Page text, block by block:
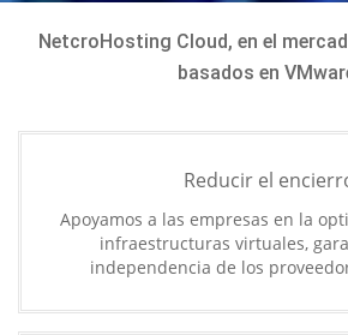
NetcroHosting Cloud, en el
basados ​​en
Reducir el
Apoyamos a las empresas en la
infraestructuras virtuales,
independencia de los